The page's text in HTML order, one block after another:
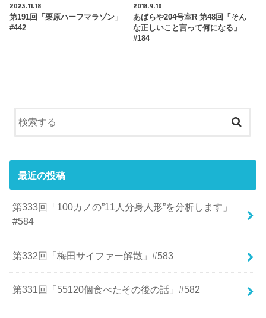
2023.11.18
第191回「栗原ハーフマラゾン」
#442
2018.9.10
あばらや204号室R 第48回「そん
な正しいこと言って何になる」
#184
最近の投稿
第333回「100カノの”11人分身人形”を分析します」
#584
第332回「梅田サイファー解散」#583
第331回「55120個食べたその後の話」#582